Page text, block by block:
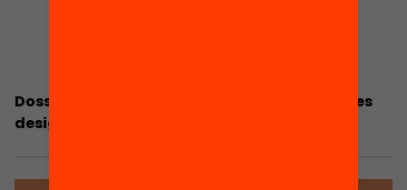
Dossier de premsa: PISA 2009: avaluació de les
desigualtats educatives a Catalunya